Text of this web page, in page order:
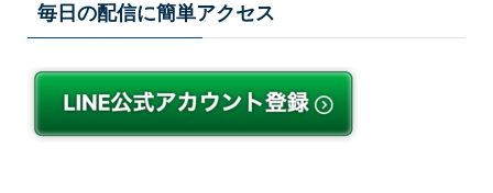
毎日の配信に簡単アクセス